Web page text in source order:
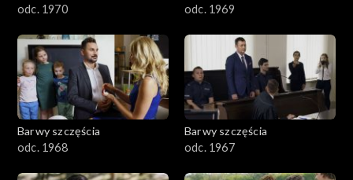
odc. 1970
odc. 1969
Barwy szczęścia
odc. 1968
Barwy szczęścia
odc. 1967